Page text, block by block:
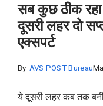
सब कुछ ठीक रहा
दूसरी लहर दो
एक्‍सपर्ट
By AVS POST Bureau
ये दूसरी लहर कब तक